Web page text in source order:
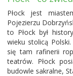
Płock jest
Pojezierzu
to Płock był
wieku stolicą
się tam rafinerii
teatrów. Płock
budowle sakralne,